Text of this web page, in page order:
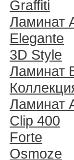
Graffiti
Ламинат
Elegante
3D Style
Ламинат
Ламинат
Clip 400
Forte
Osmoze